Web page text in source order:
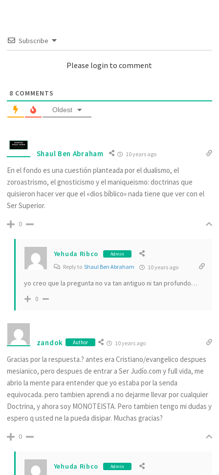
Subscribe
Please login to comment
8 COMMENTS
Oldest
Shaul Ben Abraham 10 years ago
En el fondo es una cuestión planteada por el dualismo, el
zoroastrismo, el gnosticismo y el maniqueismo: doctrinas que
quisieron hacer ver que el «dios bíblico» nada tiene que ver con el
Ser Superior.
0
Yehuda Ribco Admin
Reply to Shaul Ben Abraham 10 years ago
yo creo que la pregunta no va tan antiguo ni tan profundo…
0
zandok Author 10 years ago
Gracias por la respuesta.? antes era Cristiano/evangelico despues
mesianico, pero despues de entrar a Ser Judío.com y full vida, me
abrio la mente para entender que yo estaba por la senda
equivocada. pero tambien aprendi a no dejarme llevar por cualquier
Doctrina, y ahora soy MONOTEISTA. Pero tambien tengo mi dudas y
espero q usted ne la pueda disipar. Muchas gracias?
0
Yehuda Ribco Admin